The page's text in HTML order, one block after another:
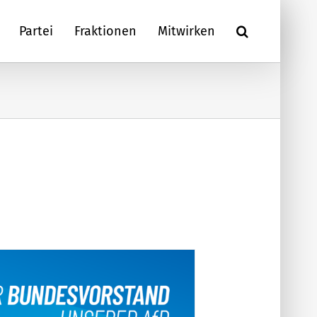
Partei Fraktionen Mitwirken